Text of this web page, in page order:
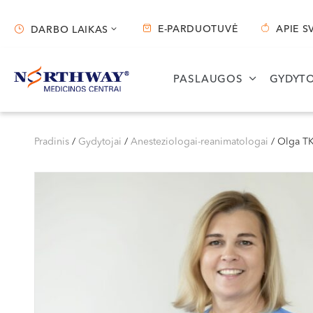
Darbo laikas
Vilnius
S. Žukausko g. 19
Darbo laikas:
Kaunas
Miško g. 25A
Darbo laikas:
I-V 08:00 - 20:00
VI 09:00 - 15:00
DARBO LAIKAS E-PARDUOTUVĖ APIE
PASLAUGOS
Pradinis / Gydytojai / Anesteziologai-reanimatologai / Olga